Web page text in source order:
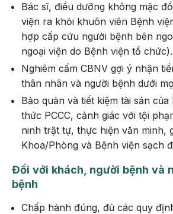
Bác sĩ, điều dưỡng không mặc
viện ra khỏi khuôn viên Bệnh
hợp cấp cứu người bệnh bên
ngoại viện do Bệnh viện tổ chức).
Nghiêm cấm CBNV gợi ý nhận
thân nhân và người bệnh dưới
Bảo quản và tiết kiệm tài sản
thức PCCC, cảnh giác với tội
ninh trật tự, thực hiện văn minh,
Khoa/Phòng và Bệnh viện sạch
Đối với khách, người bệnh và
bệnh
Chấp hành đúng, đủ các quy